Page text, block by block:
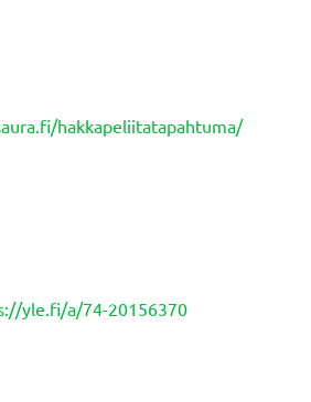
hakkapeliitatapahtuma/
yle.fi/a/74-20156370